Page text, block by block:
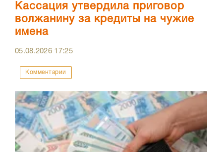
Кассация утвердила приговор
волжанину за кредиты на чужие
имена
05.08.2026 17:25
Комментарии